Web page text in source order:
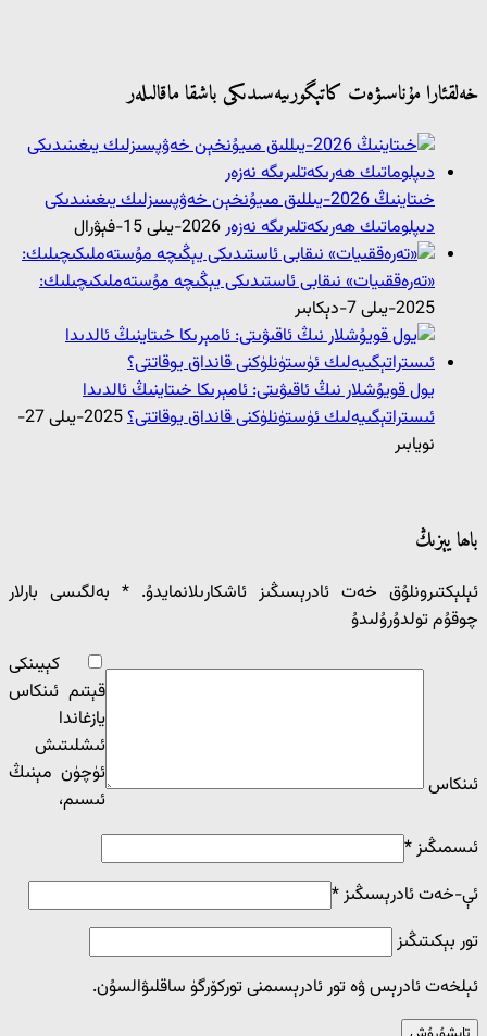
خەلقئارا مۇناسىۋەت كاتېگورىيەسىدىكى باشقا ماقالىلەر
خىتاينىڭ 2026-يىللىق مىيۇنخېن خەۋپسىزلىك يىغىنىدىكى
دىپلوماتىك ھەرىكەتلىرىگە نەزەر2026-يىلى 15-فېۋرال
«تەرەققىيات» نىقابى ئاستىدىكى يېڭىچە مۇستەملىكىچىلىك:
2025-يىلى 7-دېكابىر
يول قويۇشلار نىڭ ئاقىۋىتى: ئامېرىكا خىتاينىڭ ئالدىدا
ئىستراتېگىيەلىك ئۈستۈنلۈكنى قانداق يوقاتتى؟
2025-يىلى 27-
نويابىر
باھا يېزىڭ
ئېلېكتىرونلۇق خەت ئادرېسىڭىز ئاشكارىلانمايدۇ. * بەلگىسى بارلار
چوقۇم تولدۇرۇلىدۇ
ئىنكاس
ئىسمىڭىز*
ئې-خەت ئادرېسىڭىز*
تور بېكىتىڭىز
كېيىنكى
قېتىم ئىنكاس
يازغاندا
ئ‍ىشلىتىش
ئۈچۈن مېنىڭ
ئ‍ىسىم،
ئېلخەت ئادرېس ۋە تور ئادرېسىمنى توركۆرگۈ ساقلىۋالسۇن.